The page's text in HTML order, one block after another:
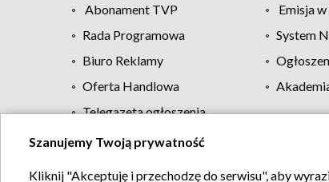
Abonament TVP Emisja
Rada Programowa
System
Biuro Reklamy
Oferta Handlowa
Telegazeta ogłoszenia
Regulamin
Szanujemy Twoją prywatność
Kliknij "Akceptuję i przechodzę do serwisu", aby